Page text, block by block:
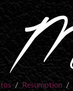
Resumption